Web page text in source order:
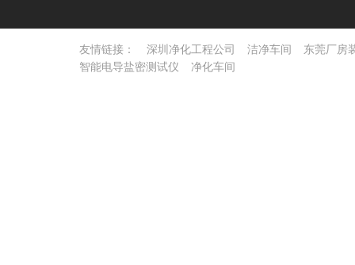
友情链接： 深圳净化工程公司 洁净车间
东莞厂房
智能电导盐密测试仪
净化车间